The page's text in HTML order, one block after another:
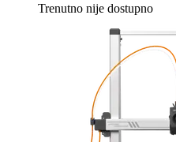
Trenutno nije dostupno